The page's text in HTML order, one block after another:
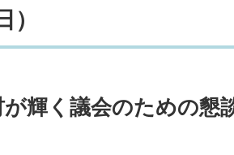
）
輝く議会のための懇